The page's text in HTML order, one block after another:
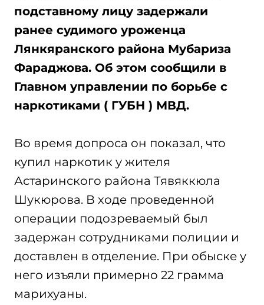
подставному лицу задержали
ранее судимого уроженца
Лянкяранского района Мубариза
Фараджова. Об этом сообщили в
Главном управлении по борьбе с
наркотиками ( ГУБН ) МВД.
Во время допроса он показал, что
купил наркотик у жителя
Астаринского района Тявяккюла
Шукюрова. В ходе проведенной
операции подозреваемый был
задержан сотрудниками полиции и
доставлен в отделение. При обыске у
него изъяли примерно 22 грамма
марихуаны.